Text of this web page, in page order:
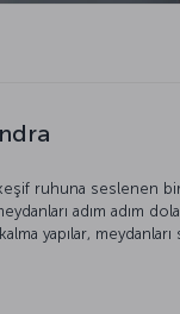
keşif ruhuna seslenen
adım adım
yapılar,
tekne turlarına